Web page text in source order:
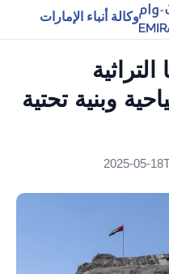
وكالة أنباء الإمارات
وبنية تحتية
2025-05-